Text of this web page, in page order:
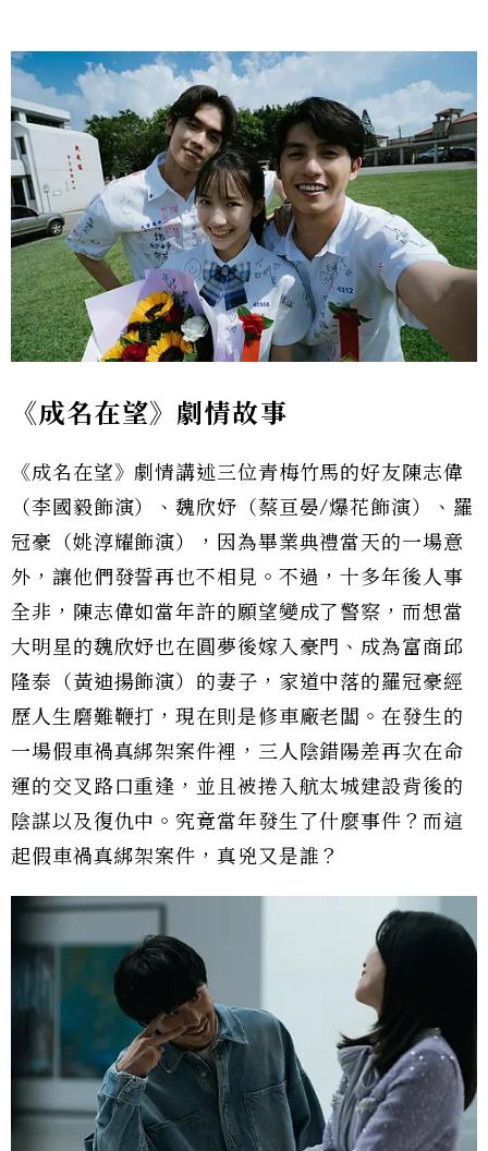
《成名在望》劇情故事
《成名在望》劇情講述三位青梅竹馬的好友陳志偉
（李國毅飾演）、魏欣妤（蔡亘晏/爆花飾演）、羅
冠豪（姚淳耀飾演），因為畢業典禮當天的一場意
外，讓他們發誓再也不相見。不過，十多年後人事
全非，陳志偉如當年許的願望變成了警察，而想當
大明星的魏欣妤也在圓夢後嫁入豪門、成為富商邱
隆泰（黃迪揚飾演）的妻子，家道中落的羅冠豪經
歷人生磨難鞭打，現在則是修車廠老闆。在發生的
一場假車禍真綁架案件裡，三人陰錯陽差再次在命
運的交叉路口重逢，並且被捲入航太城建設背後的
陰謀以及復仇中。究竟當年發生了什麼事件？而這
起假車禍真綁架案件，真兇又是誰？